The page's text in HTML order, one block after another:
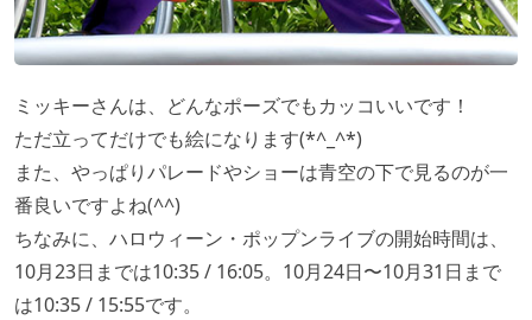
ミッキーさんは、どんなポーズでもカッコいいです！
ただ立ってだけでも絵になります(*^_^*)
また、やっぱりパレードやショーは青空の下で見るのが一
番良いですよね(^^)
ちなみに、ハロウィーン・ポップンライブの開始時間は、
10月23日までは10:35 / 16:05。10月24日〜10月31日まで
は10:35 / 15:55です。